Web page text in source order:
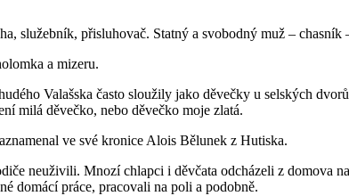
služebník, přisluhovač. Statný a svobodný muž – chasník
a mizeru.
Valašska často sloužily jako děvečky u selských
milá děvečko, nebo děvečko moje zlatá.
ve své kronice Alois Bělunek z Hutiska.
neuživili. Mnozí chlapci i děvčata odcházeli z domova
domácí práce, pracovali na poli a podobně.